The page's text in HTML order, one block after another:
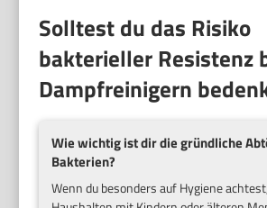
Solltest du das Risiko
bakterieller Resistenz
Dampfreinigern
Wie wichtig ist dir die gründliche
Bakterien?
Wenn du besonders auf Hygiene